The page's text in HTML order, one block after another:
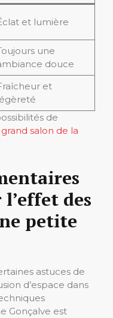
et lumière
une
douce
et
de
salon de la
des
petite
astuces de
d’espace dans
Gonçalve est